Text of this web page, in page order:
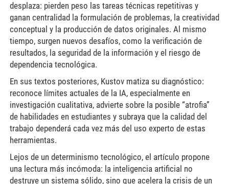
desplaza: pierden peso las tareas técnicas repetitivas y
ganan centralidad la formulación de problemas, la creatividad
conceptual y la producción de datos originales. Al mismo
tiempo, surgen nuevos desafíos, como la verificación de
resultados, la seguridad de la información y el riesgo de
dependencia tecnológica.
En sus textos posteriores, Kustov matiza su diagnóstico:
reconoce límites actuales de la IA, especialmente en
investigación cualitativa, advierte sobre la posible “atrofia”
de habilidades en estudiantes y subraya que la calidad del
trabajo dependerá cada vez más del uso experto de estas
herramientas.
Lejos de un determinismo tecnológico, el artículo propone
una lectura más incómoda: la inteligencia artificial no
destruye un sistema sólido, sino que acelera la crisis de un